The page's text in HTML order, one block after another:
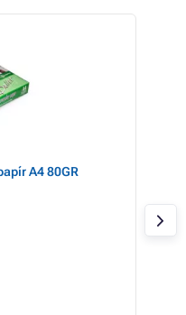
A4 80GR